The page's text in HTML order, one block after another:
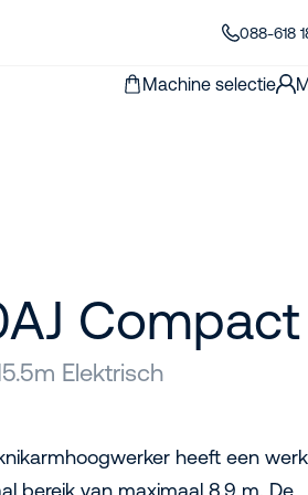
088-618
Machine selectie
Compact
Elektrisch
heeft een
bereik van maximaal 8,9 m. De